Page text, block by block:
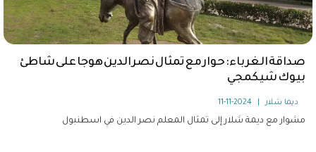
صداقة الغرباء: حوار مع تمثال نصر الدين هوجا على شاطئ
بيوك شيكمجي
ديما شلار 2024-11-11
مشوار مع ديمة شلار إلى تمثال المعلم نصر الدين في اسطنبول